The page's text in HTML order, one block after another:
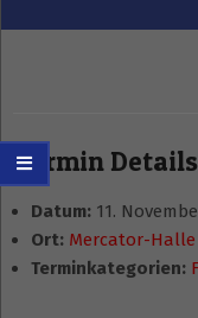
Termin Details
Datum: 11.
Ort: Mercator-Halle
Terminkategorien: